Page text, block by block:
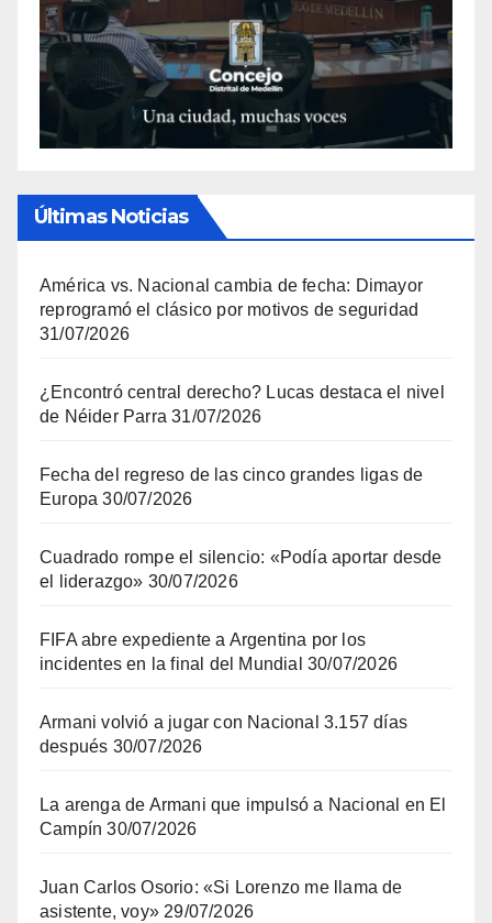
Últimas Noticias
América vs. Nacional cambia de fecha: Dimayor
reprogramó el clásico por motivos de seguridad
31/07/2026
¿Encontró central derecho? Lucas destaca el nivel
de Néider Parra 31/07/2026
Fecha del regreso de las cinco grandes ligas de
Europa 30/07/2026
Cuadrado rompe el silencio: «Podía aportar desde
el liderazgo» 30/07/2026
FIFA abre expediente a Argentina por los
incidentes en la final del Mundial 30/07/2026
Armani volvió a jugar con Nacional 3.157 días
después 30/07/2026
La arenga de Armani que impulsó a Nacional en El
Campín 30/07/2026
Juan Carlos Osorio: «Si Lorenzo me llama de
asistente, voy» 29/07/2026